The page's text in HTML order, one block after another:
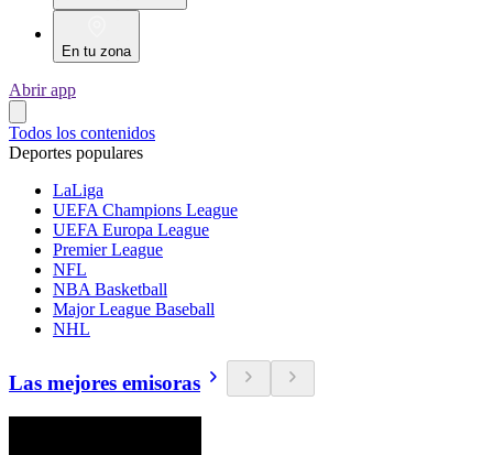
En tu zona
Abrir app
Todos los contenidos
Deportes populares
LaLiga
UEFA Champions League
UEFA Europa League
Premier League
NFL
NBA Basketball
Major League Baseball
NHL
Las mejores emisoras